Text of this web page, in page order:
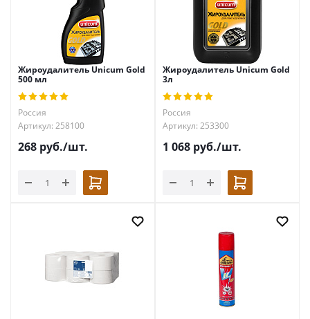
Жироудалитель Unicum Gold
500 мл
Россия
Артикул: 258100
268 руб./шт.
Жироудалитель Unicum Gold
3л
Россия
Артикул: 253300
1 068 руб./шт.